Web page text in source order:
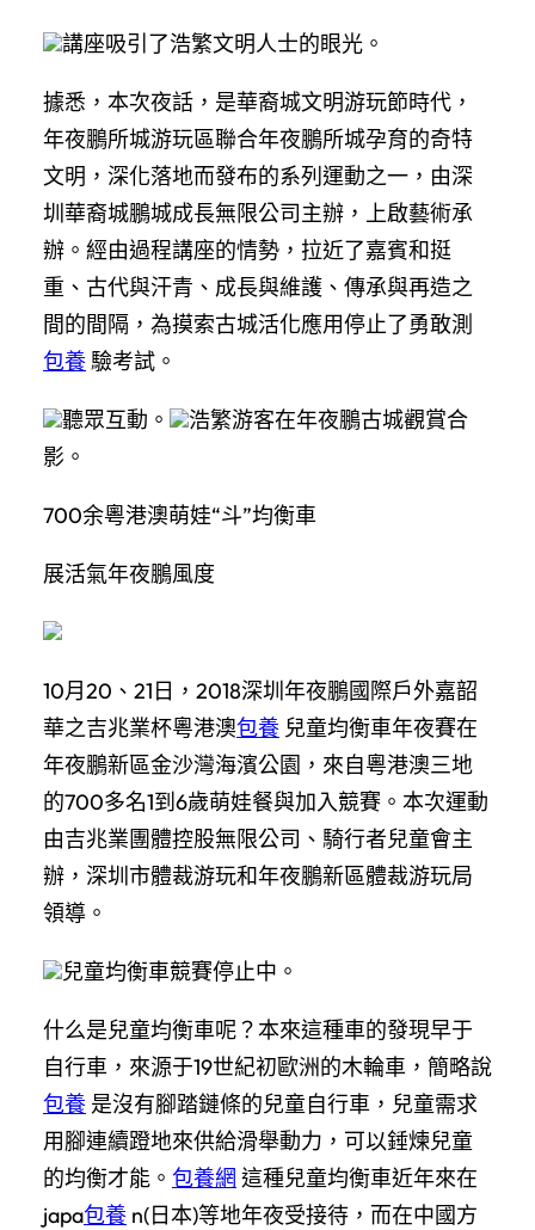
講座吸引了浩繁文明人士的眼光。
據悉，本次夜話，是華裔城文明游玩節時代，
年夜鵬所城游玩區聯合年夜鵬所城孕育的奇特
文明，深化落地而發布的系列運動之一，由深
圳華裔城鵬城成長無限公司主辦，上啟藝術承
辦。經由過程講座的情勢，拉近了嘉賓和挺
重、古代與汗青、成長與維護、傳承與再造之
間的間隔，為摸索古城活化應用停止了勇敢測
包養驗考試。
聽眾互動。
浩繁游客在年夜鵬古城觀賞合
影。
700余粵港澳萌娃“斗”均衡車
展活氣年夜鵬風度
10月20、21日，2018深圳年夜鵬國際戶外嘉韶
華之吉兆業杯粵港澳包養 兒童均衡車年夜賽在
年夜鵬新區金沙灣海濱公園，來自粵港澳三地
的700多名1到6歲萌娃餐與加入競賽。本次運動
由吉兆業團體控股無限公司、騎行者兒童會主
辦，深圳市體裁游玩和年夜鵬新區體裁游玩局
領導。
兒童均衡車競賽停止中。
什么是兒童均衡車呢？本來這種車的發現早于
自行車，來源于19世紀初歐洲的木輪車，簡略說
包養 是沒有腳踏鏈條的兒童自行車，兒童需求
用腳連續蹬地來供給滑舉動力，可以錘煉兒童
的均衡才能。 包養網 這種兒童均衡車近年來在
japa包養 n(日本)等地年夜受接待，而在中國方